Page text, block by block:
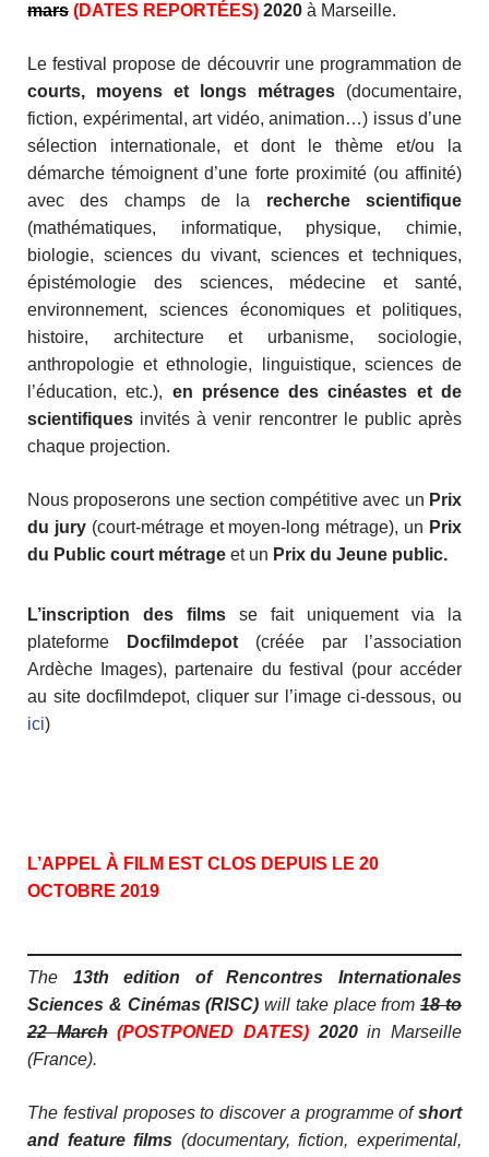
mars (DATES REPORTÉES) 2020 à Marseille.
Le festival propose de découvrir une programmation de
courts, moyens et longs métrages (documentaire,
fiction, expérimental, art vidéo, animation…) issus d’une
sélection internationale, et dont le thème et/ou la
démarche témoignent d’une forte proximité (ou affinité)
avec des champs de la recherche scientifique
(mathématiques, informatique, physique, chimie,
biologie, sciences du vivant, sciences et techniques,
épistémologie des sciences, médecine et santé,
environnement, sciences économiques et politiques,
histoire, architecture et urbanisme, sociologie,
anthropologie et ethnologie, linguistique, sciences de
l’éducation, etc.), en présence des cinéastes et de
scientifiques invités à venir rencontrer le public après
chaque projection.
Nous proposerons une section compétitive avec un Prix
du jury(court-métrage et moyen-long métrage), un Prix
du Public court métrage et un Prix du Jeune public.
L’inscription des films se fait uniquement via la
plateforme
Docfilmdepot (créée par l’association
Ardèche Images), partenaire du festival (pour accéder
au site docfilmdepot, cliquer sur l’image ci-dessous, ou
ici)
L’APPEL À FILM EST CLOS DEPUIS LE 20
OCTOBRE 2019
The 13th edition of Rencontres Internationales
Sciences & Cinémas (RISC) will take place from18 to
22 March (POSTPONED DATES) 2020in Marseille
(France).
The festival proposes to discover a programme ofshort
and feature films (documentary, fiction, experimental,